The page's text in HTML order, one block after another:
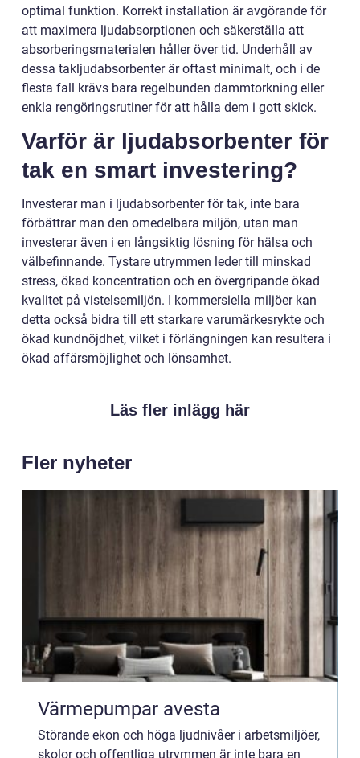
optimal funktion. Korrekt installation är avgörande för
att maximera ljudabsorptionen och säkerställa att
absorberingsmaterialen håller över tid. Underhåll av
dessa takljudabsorbenter är oftast minimalt, och i de
flesta fall krävs bara regelbunden dammtorkning eller
enkla rengöringsrutiner för att hålla dem i gott skick.
Varför är ljudabsorbenter för
tak en smart investering?
Investerar man i ljudabsorbenter för tak, inte bara
förbättrar man den omedelbara miljön, utan man
investerar även i en långsiktig lösning för hälsa och
välbefinnande. Tystare utrymmen leder till minskad
stress, ökad koncentration och en övergripande ökad
kvalitet på vistelsemiljön. I kommersiella miljöer kan
detta också bidra till ett starkare varumärkesrykte och
ökad kundnöjdhet, vilket i förlängningen kan resultera i
ökad affärsmöjlighet och lönsamhet.
Läs fler inlägg här
Fler nyheter
Värmepumpar avesta
Störande ekon och höga ljudnivåer i arbetsmiljöer,
skolor och offentliga utrymmen är inte bara en